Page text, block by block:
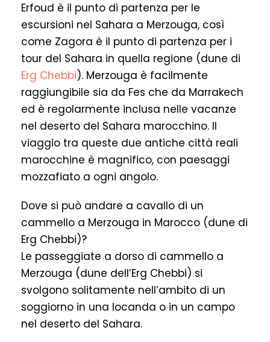
Erfoud è il punto di partenza per le
escursioni nel Sahara a Merzouga, così
come Zagora è il punto di partenza per i
tour del Sahara in quella regione (dune di
Erg Chebbi). Merzouga è facilmente
raggiungibile sia da Fes che da Marrakech
ed è regolarmente inclusa nelle vacanze
nel deserto del Sahara marocchino. Il
viaggio tra queste due antiche città reali
marocchine è magnifico, con paesaggi
mozzafiato a ogni angolo.
Dove si può andare a cavallo di un
cammello a Merzouga in Marocco (dune di
Erg Chebbi)?
Le passeggiate a dorso di cammello a
Merzouga (dune dell’Erg Chebbi) si
svolgono solitamente nell’ambito di un
soggiorno in una locanda o in un campo
nel deserto del Sahara.